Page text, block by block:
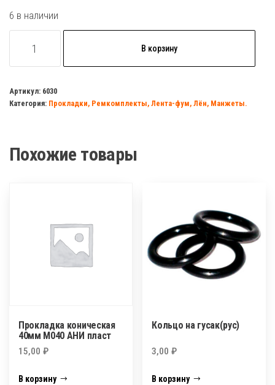
6 в наличии
товара
для
герметизации
(70г)+лен
В корзину
Артикул: 6030
Категория: Прокладки, Ремкомплекты, Лента-фум, Лён, Манжеты.
Похожие товары
Прокладка коническая
40мм М040 АНИ пласт
15,00 ₽
В корзину
Кольцо на гусак(рус)
3,00₽
В корзину